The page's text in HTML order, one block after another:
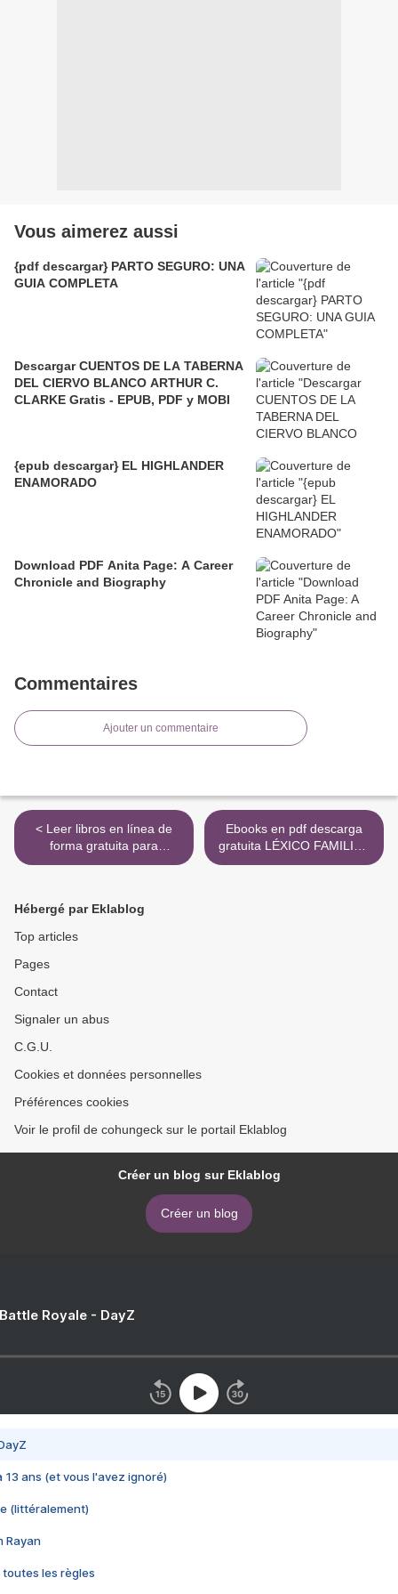
Vous aimerez aussi
{pdf descargar} PARTO SEGURO: UNA
GUIA COMPLETA
Descargar CUENTOS DE LA TABERNA
DEL CIERVO BLANCO ARTHUR C.
CLARKE Gratis - EPUB, PDF y MOBI
{epub descargar} EL HIGHLANDER
ENAMORADO
Download PDF Anita Page: A Career
Chronicle and Biography
Commentaires
Ajouter un commentaire
< Leer libros en línea de
forma gratuita para
descargar ACTIVAR EL
FB2 9788416720804
Ebooks en pdf descarga
gratuita LÉXICO FAMILIAR
de NATALIA GINZBURG
Hébergé par Eklablog
Top articles
Pages
Contact
Signaler un abus
C.G.U.
Cookies et données personnelles
Préférences cookies
Voir le profil de cohungeck sur le portail Eklablog
Créer un blog sur Eklablog
Créer un blog
Royale - DayZ
13 ans (et vous l'avez ignoré)
(littéralement)
Rayan
toutes les règles